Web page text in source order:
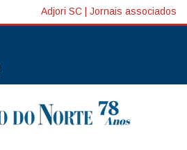
Adjori SC Jornais associados